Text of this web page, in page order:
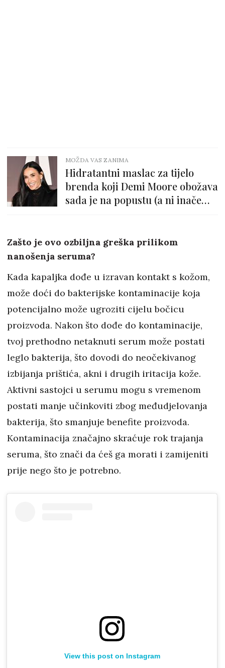
MOŽDA VAS ZANIMA
Hidratantni maslac za tijelo
brenda koji Demi Moore obožava
sada je na popustu (a ni inače
Zašto je ovo ozbiljna greška prilikom
nanošenja seruma?
Kada kapaljka dođe u izravan kontakt s kožom,
može doći do bakterijske kontaminacije koja
potencijalno može ugroziti cijelu bočicu
proizvoda. Nakon što dođe do kontaminacije,
tvoj prethodno netaknuti serum može postati
leglo bakterija, što dovodi do neočekivanog
izbijanja prištića, akni i drugih iritacija kože.
Aktivni sastojci u serumu mogu s vremenom
postati manje učinkoviti zbog međudjelovanja
bakterija, što smanjuje benefite proizvoda.
Kontaminacija značajno skraćuje rok trajanja
seruma, što znači da ćeš ga morati i zamijeniti
prije nego što je potrebno.
View this post on Instagram